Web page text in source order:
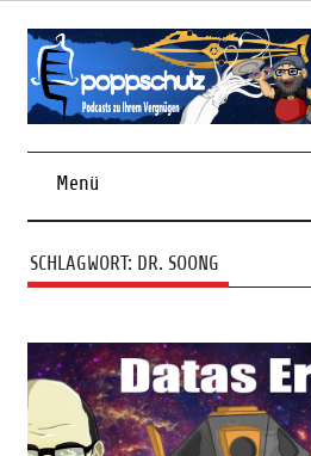
Skip
contentPodcasts zu Ihrem Vergnügen
Menü
SCHLAGWORT: DR. SOONG